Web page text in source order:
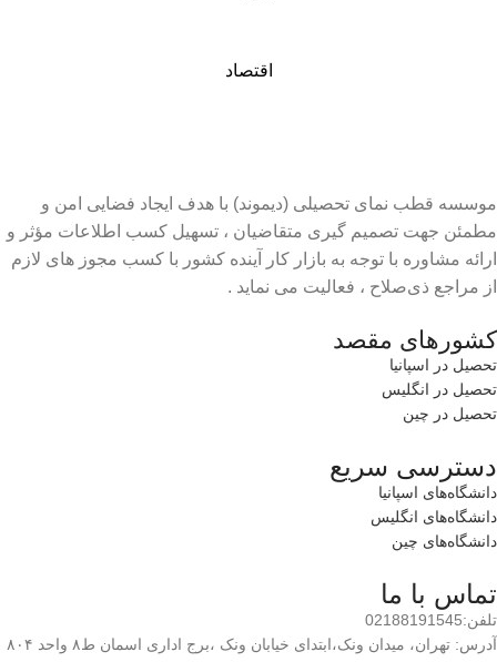
اقتصاد
موسسه قطب نمای تحصیلی (دیموند) با هدف ایجاد فضایی امن و
مطمئن جهت تصمیم گیری متقاضیان ، تسهیل کسب اطلاعات مؤثر و
ارائه مشاوره با توجه به بازار کار آینده کشور با کسب مجوز های لازم
از مراجع ذی‌صلاح ، فعالیت می نماید .
کشورهای مقصد
تحصیل در اسپانیا
تحصیل در انگلیس
تحصیل در چین
دسترسی سریع
دانشگاه‌های اسپانیا
دانشگاه‌های انگلیس
دانشگاه‌های چین
تماس با ما
تلفن:02188191545
آدرس: تهران، میدان ونک،ابتدای خیابان ونک ،برج اداری اسمان ط۸ واحد ۸۰۴